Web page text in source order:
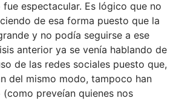
espectacular. Es lógico que no
de esa forma puesto que la
y no podía seguirse a ese
anterior ya se venía hablando de
de las redes sociales puesto que,
del mismo modo, tampoco han
preveían quienes nos